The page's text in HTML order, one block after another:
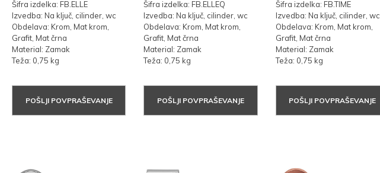
Šifra izdelka: FB.ELLE
Izvedba: Na ključ, cilinder, wc
Obdelava: Krom, Mat krom,
Grafit, Mat črna
Material: Zamak
Teža: 0,75 kg
POŠLJI POVPRAŠEVANJE
Šifra izdelka: FB.ELLEQ
Izvedba: Na ključ, cilinder, wc
Obdelava: Krom, Mat krom,
Grafit, Mat črna
Material: Zamak
Teža: 0,75 kg
POŠLJI POVPRAŠEVANJE
Šifra izdelka: FB.TIME
Izvedba: Na ključ, cilinder, wc
Obdelava: Krom, Mat krom,
Grafit, Mat črna
Material: Zamak
Teža: 0,75 kg
POŠLJI POVPRAŠEVANJE